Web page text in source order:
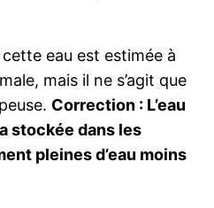
eau est estimée à
mais il ne s’agit que
Correction : L’eau
stockée dans les
pleines d’eau moins